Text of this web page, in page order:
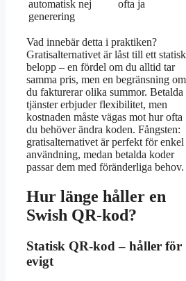
automatisk
generering
nej ofta ja
Vad innebär detta i praktiken?
Gratisalternativet är låst till ett
belopp – en fördel om du alltid tar
samma pris, men en begränsning om
du fakturerar olika summor. Betalda
tjänster erbjuder flexibilitet, men
kostnaden måste vägas mot hur ofta
du behöver ändra koden. Fångsten:
gratisalternativet är perfekt för enkel
användning, medan betalda koder
passar dem med föränderliga behov.
Hur länge håller en
Swish QR-kod?
Statisk QR-kod – håller för
evigt